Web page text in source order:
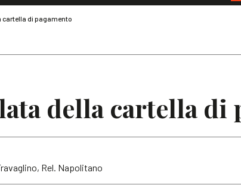
di pagamento
della cartella di
Rel. Napolitano